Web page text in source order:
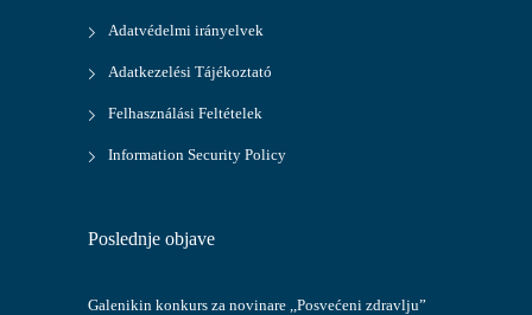
Adatvédelmi irányelvek
Adatkezelési Tájékoztató
Felhasználási Feltételek
Information Security Policy
Poslednje objave
Galenikin konkurs za novinare ,,Posvećeni zdravlju”